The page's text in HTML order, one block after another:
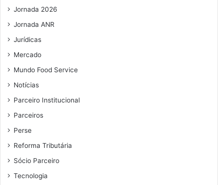
Jornada 2026
Jornada ANR
Jurídicas
Mercado
Mundo Food Service
Notícias
Parceiro Institucional
Parceiros
Perse
Reforma Tributária
Sócio Parceiro
Tecnologia